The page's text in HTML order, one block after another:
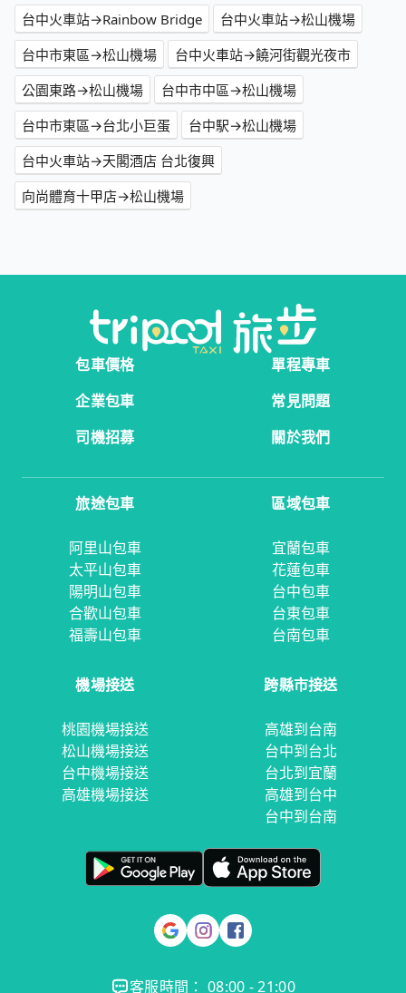
台中火車站→Rainbow Bridge
台中火車站→松山機場
台中市東區→松山機場
台中火車站→饒河街觀光夜市
公園東路→松山機場
台中市中區→松山機場
台中市東區→台北小巨蛋
台中駅→松山機場
台中火車站→天閣酒店 台北復興
向尚體育十甲店→松山機場
包車價格
單程專車
企業包車
常見問題
司機招募
關於我們
旅途包車
阿里山包車
太平山包車
陽明山包車
合歡山包車
福壽山包車
區域包車
宜蘭包車
花蓮包車
台中包車
台東包車
台南包車
機場接送
桃園機場接送
松山機場接送
台中機場接送
高雄機場接送
跨縣市接送
高雄到台南
台中到台北
台北到宜蘭
高雄到台中
台中到台南
客服時間： 08:00 - 21:00